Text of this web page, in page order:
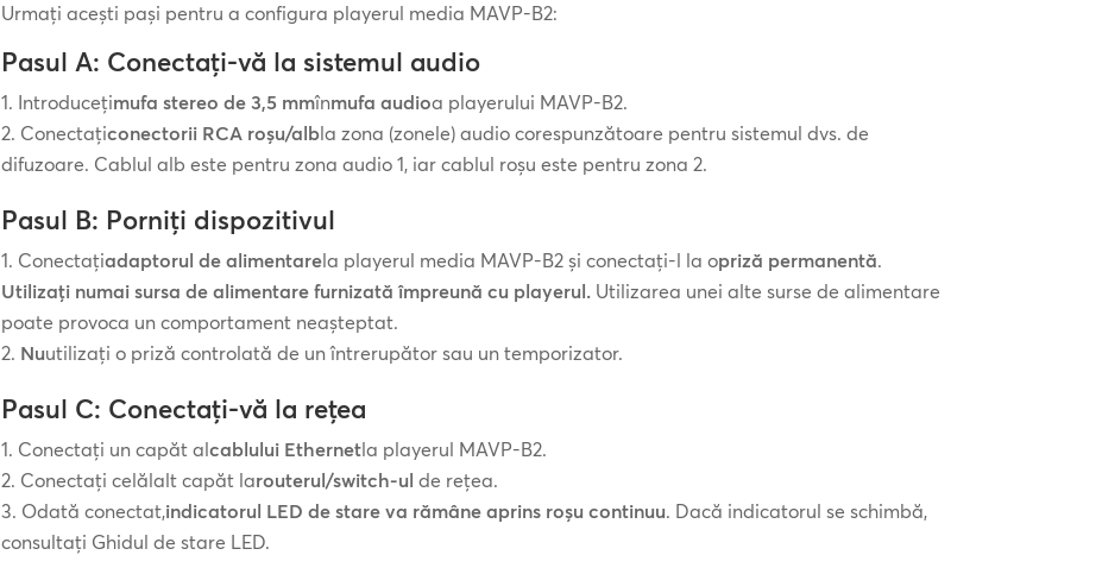
Urmați acești pași pentru a configura playerul media MAVP-B2:
Pasul A: Conectați-vă la sistemul audio
Introducețimufa stereo de 3,5 mmînmufa audioa playerului MAVP-B2.
Conectațiconectorii RCA roșu/albla zona (zonele) audio corespunzătoare pentru sistemul dvs. de
difuzoare. Cablul alb este pentru zona audio 1, iar cablul roșu este pentru zona 2.
Pasul B: Porniți dispozitivul
Conectațiadaptorul de alimentarela playerul media MAVP-B2 și conectați-l la opriză permanentă.
Utilizați numai sursa de alimentare furnizată împreună cu playerul.Utilizarea unei alte surse de alimentare
poate provoca un comportament neașteptat.
Nuutilizați o priză controlată de un întrerupător sau un temporizator.
Pasul C: Conectați-vă la rețea
Conectați un capăt alcablului Ethernetla playerul MAVP-B2.
Conectați celălalt capăt larouterul/switch-ul de rețea.
Odată conectat,indicatorul LED de stare va rămâne aprins roșu continuu. Dacă indicatorul se schimbă,
consultați Ghidul de stare LED.